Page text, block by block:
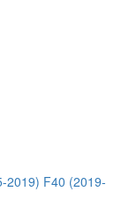
2019) F40 (2019-